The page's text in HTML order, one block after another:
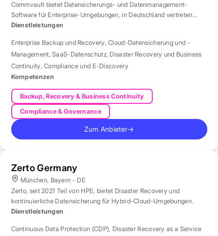
Commvault bietet Datensicherungs- und Datenmanagement-
Software für Enterprise-Umgebungen, in Deutschland vertreten
durch eine Niederlassung in München.
Dienstleistungen
Enterprise Backup und Recovery,Cloud-Datensicherung und -
Management,SaaS-Datenschutz, Disaster Recovery und Business
Continuity,Compliance und E-Discovery
Kompetenzen
Backup, Recovery & Business Continuity
Compliance & Governance
Zum Anbieter→
Zerto Germany
München, Bayern - DE
Zerto, seit 2021 Teil von HPE, bietet Disaster Recovery und
kontinuierliche Datensicherung für Hybrid-Cloud-Umgebungen.
Dienstleistungen
Continuous Data Protection (CDP), Disaster Recovery as a Service